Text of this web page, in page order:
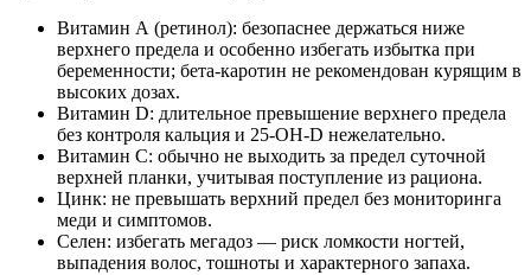
Витамин А (ретинол): безопаснее держаться ниже
верхнего предела и особенно избегать избытка при
беременности; бета‑каротин не рекомендован курящим в
высоких дозах.
Витамин D: длительное превышение верхнего предела
без контроля кальция и 25‑ОН‑D нежелательно.
Витамин С: обычно не выходить за предел суточной
верхней планки, учитывая поступление из рациона.
Цинк: не превышать верхний предел без мониторинга
меди и симптомов.
Селен: избегать мегадоз — риск ломкости ногтей,
выпадения волос, тошноты и характерного запаха.